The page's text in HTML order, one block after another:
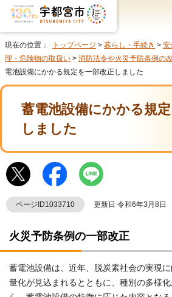
現在の位置： トップページ > 暮らし・手続き > 安
理・危険物の取扱い > 消防法令や火災予防条例の
電池設備にかかる規定を一部改正しました
蓄電池設備にかかる規
しました
ページID1033710 更新日 令和6年3月8日
火災予防条例の一部改正
蓄電池設備は、近年、脱炭素社会の実現
量化が見込まれるとともに、種別の多様